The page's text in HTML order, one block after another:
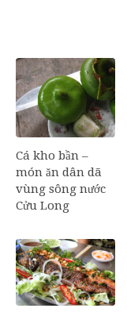
Cá kho bần –
món ăn dân dã
vùng sông nước
Cửu Long